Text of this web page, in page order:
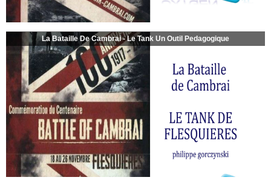
La Bataille De Cambrai - Le Tank Un Outil Pedagogique